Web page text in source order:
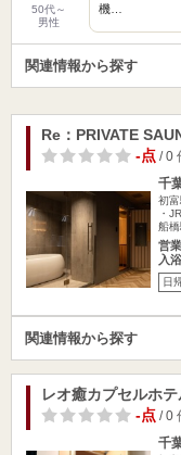
50代～
男性
機…
関連情報から探す
Re：PRIVATE
-点/ 0
千
初
・
船
営
入
日
関連情報から探す
レオ癒カプセルホ
-点/ 0
千